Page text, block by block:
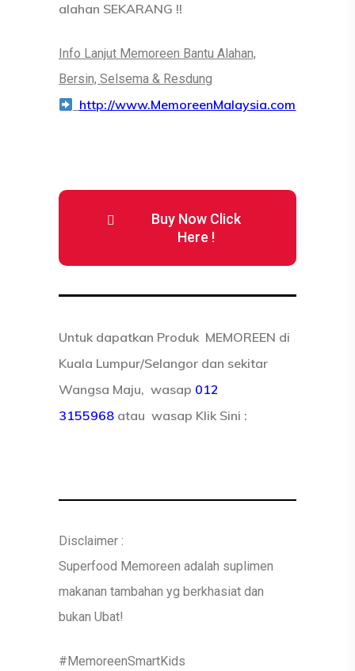
alahan SEKARANG !!
Info Lanjut Memoreen Bantu Alahan,
Bersin, Selsema & Resdung
http://www.MemoreenMalaysia.com
Buy Now Click
Here !
Untuk dapatkan Produk MEMOREEN di
Kuala Lumpur/Selangor dan sekitar
Wangsa Maju, wasap 012
3155968 atau wasap Klik Sini :
Disclaimer :
Superfood Memoreen adalah suplimen
makanan tambahan yg berkhasiat dan
bukan Ubat!
#MemoreenSmartKids
UTAMA
Blog